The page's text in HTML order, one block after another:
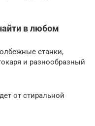
в любом
станки,
и разнообразный
от стиральной